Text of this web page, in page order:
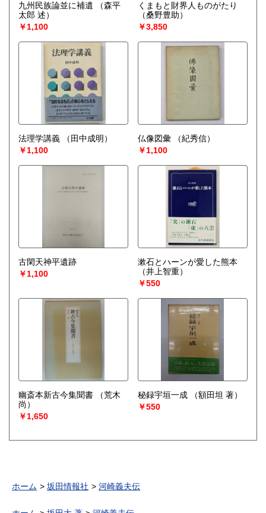
九州民族論並に補遺
（森平
太郎 述）
￥1,100
くまもと財界人ものがたり
（桑野豊助）
￥3,850
法理学講義
（田中成明）
￥1,100
仏像図彙
（紀秀信）
￥1,100
古閑天神平遺跡
￥1,100
漱石とハーンが愛した熊本
（井上智重）
￥550
幽斎本新古今集聞書
（荒木
尚）
￥1,650
秘録宇垣一成
（額田坦 著）
￥550
ホーム 坂田情報社 河崎義夫伝